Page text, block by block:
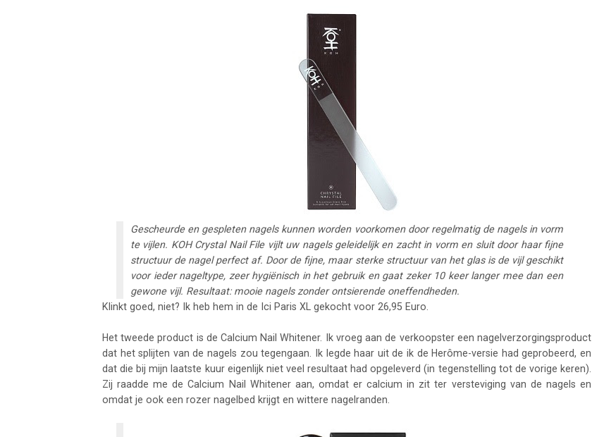
Gescheurde en gespleten nagels kunnen worden voorkomen door regelmatig de nagels in vorm
te vijlen. KOH Crystal Nail File vijlt uw nagels geleidelijk en zacht in vorm en sluit door haar fijne
structuur de nagel perfect af. Door de fijne, maar sterke structuur van het glas is de vijl geschikt
voor ieder nageltype, zeer hygiënisch in het gebruik en gaat zeker 10 keer langer mee dan een
gewone vijl. Resultaat: mooie nagels zonder ontsierende oneffendheden.
Klinkt goed, niet? Ik heb hem in de Ici Paris XL gekocht voor 26,95 Euro.
Het tweede product is de Calcium Nail Whitener. Ik vroeg aan de verkoopster een nagelverzorgingsproduct
dat het splijten van de nagels zou tegengaan. Ik legde haar uit de ik de Herôme-versie had geprobeerd, en
dat die bij mijn laatste kuur eigenlijk niet veel resultaat had opgeleverd (in tegenstelling tot de vorige keren).
Zij raadde me de Calcium Nail Whitener aan, omdat er calcium in zit ter versteviging van de nagels en
omdat je ook een rozer nagelbed krijgt en wittere nagelranden.